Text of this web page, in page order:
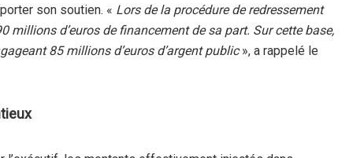
son soutien. « Lors de la procédure de redressement
millions d’euros de financement de sa part. Sur cette base,
85 millions d’euros d’argent public», a rappelé le